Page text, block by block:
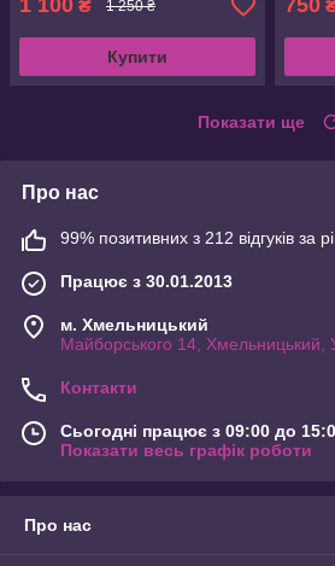
1 100 ₴ 1 250 ₴
Купити
750
Показати ще
Про нас
99% позитивних з 212 відгуків за
Працює з 30.01.2013
м. Хмельницький
Майборського 14, Хмельницький,
Контакти
Сьогодні працює з 09:00 до
Показати весь графік роботи
Про нас